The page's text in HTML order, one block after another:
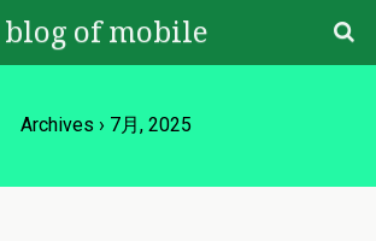
blog of mobile
Archives › 7月, 2025